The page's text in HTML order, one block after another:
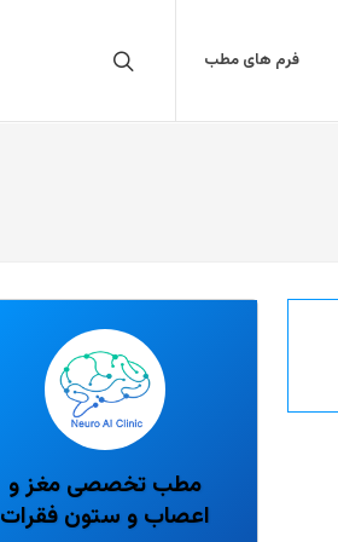
فرم های مطب
مطب تخصصی مغز و
اعصاب و ستون فقرات